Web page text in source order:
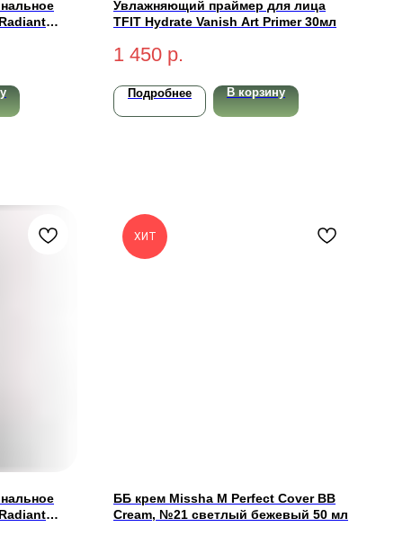
Увлажняющий праймер для лица
TFIT Hydrate Vanish Art Primer 30мл
1 450 р.
Подробнее В корзину
ХИТ
ББ крем Missha M Perfect Cover BB
Cream, №21 светлый бежевый 50 мл